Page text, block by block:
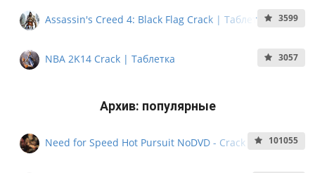
Assassin's Creed 4: Black Flag Crack | Таблетка 3599
NBA 2K14 Crack | Таблетка 3057
Архив: популярные
Need for Speed Hot Pursuit NoDVD - Crack - Ключ -
101055